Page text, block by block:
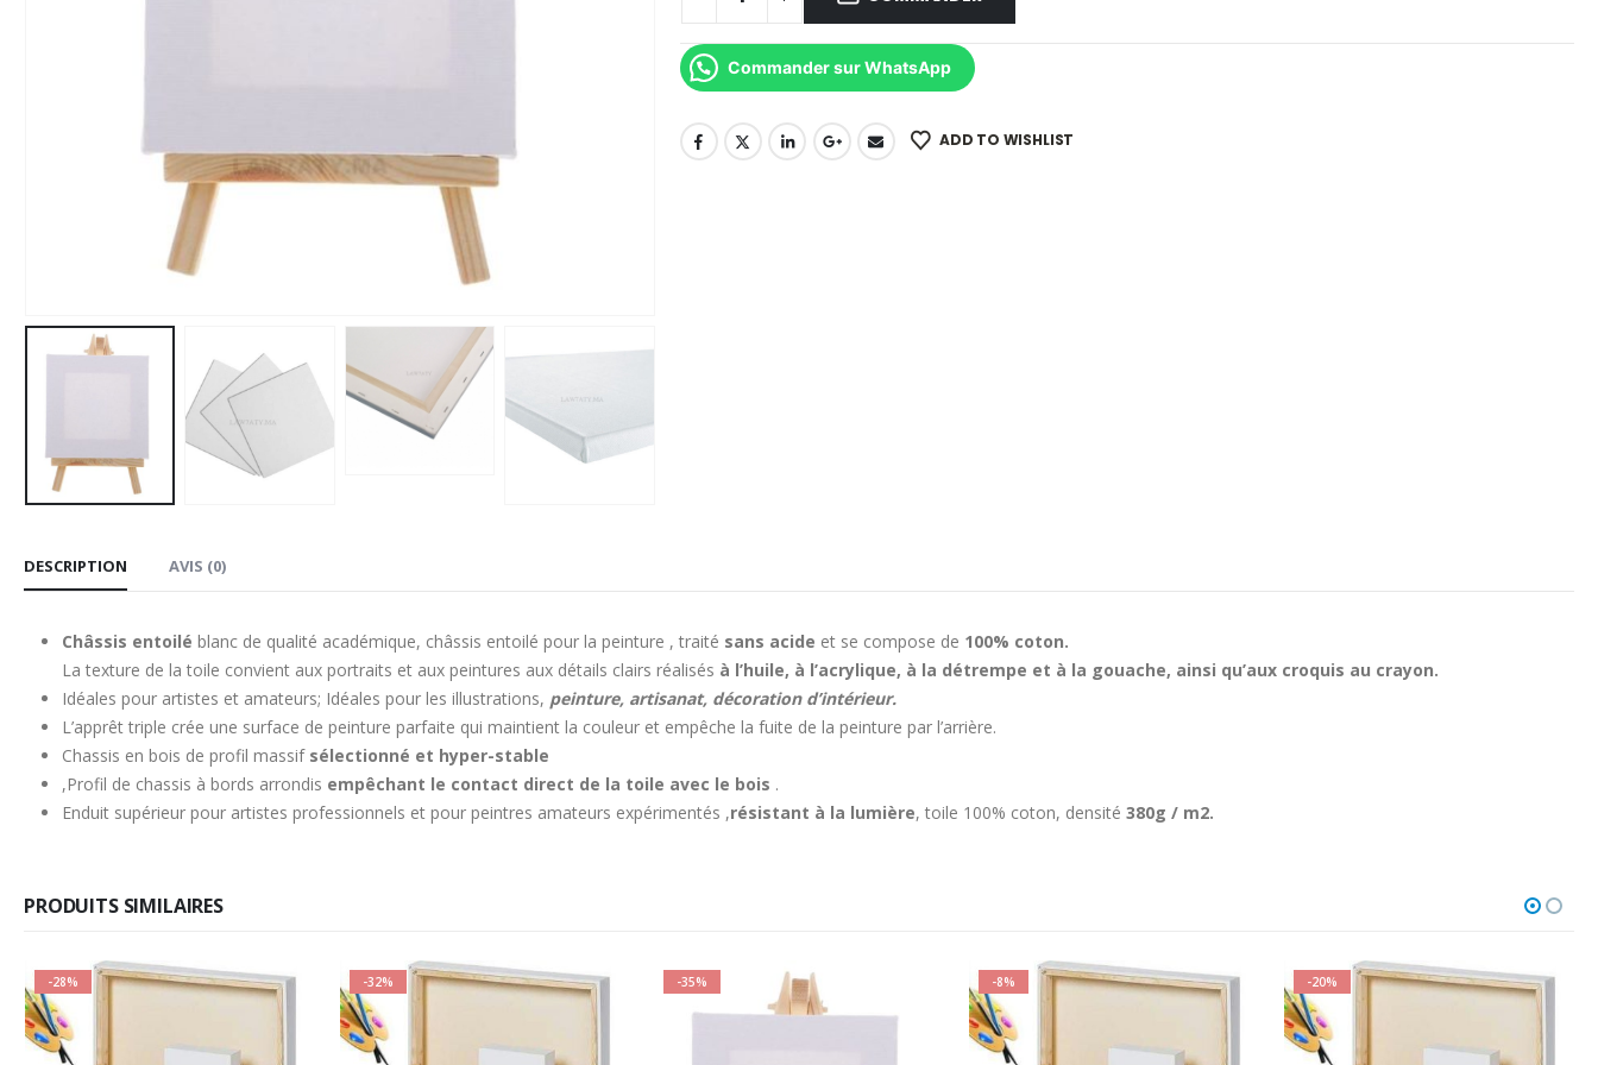
Commander sur WhatsApp
ADD TO WISHLIST
DESCRIPTION AVIS (0)
Châssis entoilé blanc de qualité académique, châssis entoilé pour la peinture , traité sans acide et se compose de 100% coton.
La texture de la toile convient aux portraits et aux peintures aux détails clairs réalisés à l’huile, à l’acrylique, à la détrempe et à la gouache, ainsi qu’aux croquis au crayon.
Idéales pour artistes et amateurs; Idéales pour les illustrations, peinture, artisanat, décoration d’intérieur.
L’apprêt triple crée une surface de peinture parfaite qui maintient la couleur et empêche la fuite de la peinture par l’arrière.
Chassis en bois de profil massif sélectionné et hyper-stable
,Profil de chassis à bords arrondis empêchant le contact direct de la toile avec le bois .
Enduit supérieur pour artistes professionnels et pour peintres amateurs expérimentés ,résistant à la lumière, toile 100% coton, densité 380g / m2.
PRODUITS SIMILAIRES
-28% -32% -35% -8% -20%